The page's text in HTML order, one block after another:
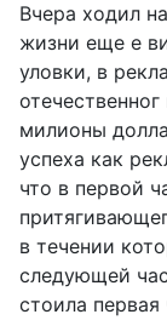
Вчера ходил
жизни еще е
уловки, в
милионы
успеха как
что в первой
в течении
следующей
стоила